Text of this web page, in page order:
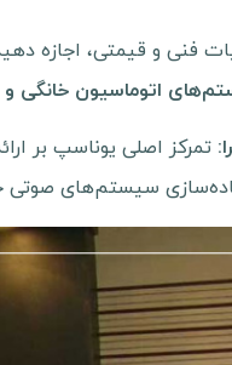
فنی و قیمتی، اجازه
اتوماسیون خانگی و
: تمرکز اصلی یوناسپ بر
سیستم‌های صوتی